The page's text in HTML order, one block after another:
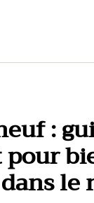
:
le